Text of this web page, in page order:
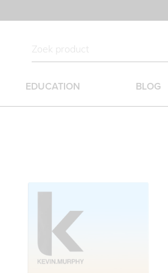
EDUCATION BLOG
Een 24-uursroutine die
leave-in serum met
tot 12 uur lang en
Repairing Mist